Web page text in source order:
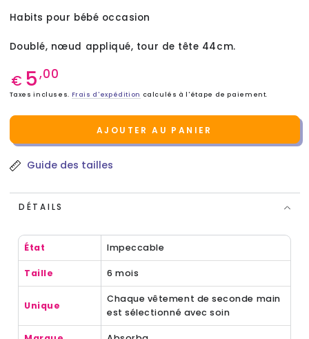
Habits pour bébé occasion
Doublé, nœud appliqué, tour de tête 44cm.
Prix
normal
€ 5,00
Taxes incluses. Frais d'expédition calculés à l'étape de paiement.
AJOUTER AU PANIER
Guide des tailles
DÉTAILS
État Impeccable
Taille 6 mois
Unique
Chaque vêtement de seconde main
est sélectionné avec soin